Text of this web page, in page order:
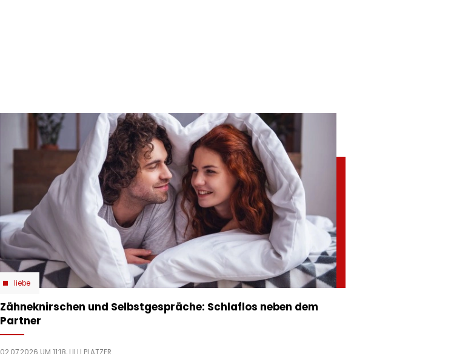
liebe
Zähneknirschen und Selbstgespräche: Schlaflos neben dem
Partner